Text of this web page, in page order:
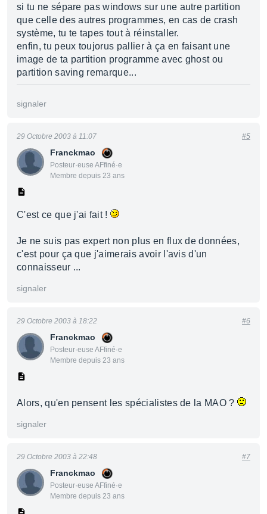
si tu ne sépare pas windows sur une autre partition
que celle des autres programmes, en cas de crash
système, tu te tapes tout à réinstaller.
enfin, tu peux toujorus pallier à ça en faisant une
image de ta partition programme avec ghost ou
partition saving remarque...
signaler
Franckmao
Posteur·euse AFfiné·e
Membre depuis 23 ans
29 Octobre 2003 à 11:07 #5
C'est ce que j'ai fait !
Je ne suis pas expert non plus en flux de données,
c'est pour ça que j'aimerais avoir l'avis d'un
connaisseur ...
signaler
Franckmao
Posteur·euse AFfiné·e
Membre depuis 23 ans
29 Octobre 2003 à 18:22 #6
Alors, qu'en pensent les spécialistes de la MAO ?
signaler
Franckmao
Posteur·euse AFfiné·e
Membre depuis 23 ans
29 Octobre 2003 à 22:48 #7